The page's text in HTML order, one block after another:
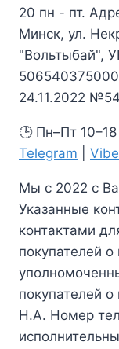
20 пн - пт.
Минск, ул.
"Вольтыбай",
24.11.2022
🕒 Пн–Пт 10–18
Telegram
Мы с 2022 с
Указанные
контактами
покупателей
покупателей
Н.А. Номер